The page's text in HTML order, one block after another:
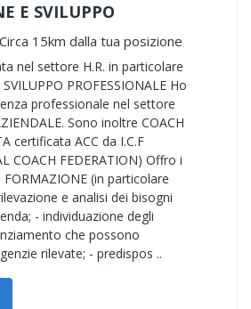
E SVILUPPO
15km dalla tua posizione
nel settore H.R. in particolare
PROFESSIONALE Ho
professionale nel settore
Sono inoltre COACH
certificata ACC da I.C.F
COACH FEDERATION) Offro i
(in particolare
e analisi dei bisogni
- individuazione degli
che possono
rilevate; - predispos ..